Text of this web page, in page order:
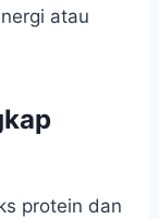
atau
protein dan